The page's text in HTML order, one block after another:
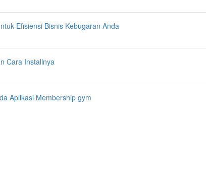
Efisiensi Bisnis Kebugaran Anda
Cara Installnya
Aplikasi Membership gym